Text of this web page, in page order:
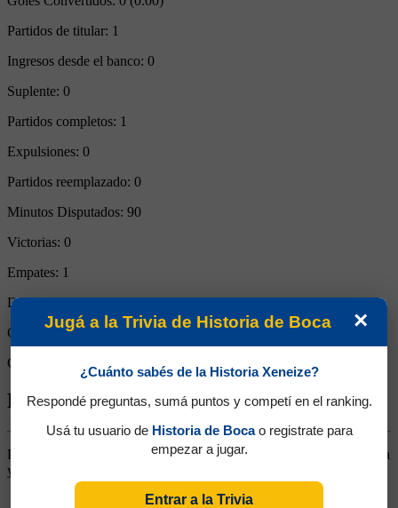
Partidos de titular: 1
Ingresos desde el banco: 0
Suplente: 0
Partidos completos: 1
Expulsiones: 0
Partidos reemplazado: 0
Minutos Disputados: 90
Victorias: 0
Empates: 1
Derrotas:0
Goles de Boca:1
Goles rivales:
Biografía de Alfredo Santiago Gáspari
Puntero Derecho. Llegó desde Chacarita. Se destacó por su potencia
y capacidad goleadora. En 1939 pasó a Atlanta, regresando en 1941
×
Jugá a la Trivia de Historia de Boca
¿Cuánto sabés de la Historia Xeneize?
Respondé preguntas, sumá puntos y competí en el ranking.
Usá tu usuario de Historia de Bocao registrate para
empezar a jugar.
Entrar a la Trivia